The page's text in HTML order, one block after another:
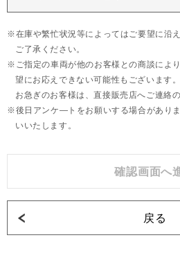
在庫や繁忙状況等によってはご要望に沿
ご了承ください。
ご指定の車両が他のお客様との商談によ
望にお応えできない可能性もございます。
お急ぎのお客様は、直接販売店へご連絡
後日アンケ―トをお願いする場合があり
いいたします。
戻る